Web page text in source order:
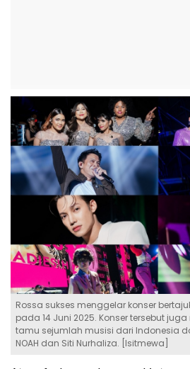
Rossa sukses menggelar konser
pada 14 Juni 2025. Konser tersebut
tamu sejumlah musisi dari Indonesia
NOAH dan Siti Nurhaliza. [Isitmewa]